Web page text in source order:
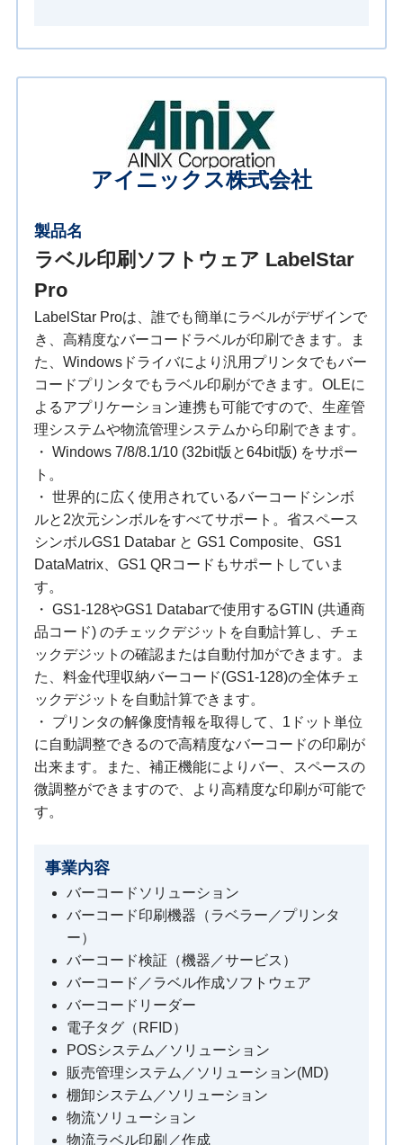
アイニックス株式会社
製品名
ラベル印刷ソフトウェア LabelStar
Pro
LabelStar Proは、誰でも簡単にラベルがデザインで
き、高精度なバーコードラベルが印刷できます。ま
た、Windowsドライバにより汎用プリンタでもバー
コードプリンタでもラベル印刷ができます。OLEに
よるアプリケーション連携も可能ですので、生産管
理システムや物流管理システムから印刷できます。
・ Windows 7/8/8.1/10 (32bit版と64bit版) をサポー
ト。
・ 世界的に広く使用されているバーコードシンボ
ルと2次元シンボルをすべてサポート。省スペース
シンボルGS1 Databar と GS1 Composite、GS1
DataMatrix、GS1 QRコードもサポートしていま
す。
・ GS1-128やGS1 Databarで使用するGTIN (共通商
品コード) のチェックデジットを自動計算し、チェ
ックデジットの確認または自動付加ができます。ま
た、料金代理収納バーコード(GS1-128)の全体チェ
ックデジットを自動計算できます。
・ プリンタの解像度情報を取得して、1ドット単位
に自動調整できるので高精度なバーコードの印刷が
出来ます。また、補正機能によりバー、スペースの
微調整ができますので、より高精度な印刷が可能で
す。
事業内容
バーコードソリューション
バーコード印刷機器（ラベラー／プリンタ
ー）
バーコード検証（機器／サービス）
バーコード／ラベル作成ソフトウェア
バーコードリーダー
電子タグ（RFID）
POSシステム／ソリューション
販売管理システム／ソリューション(MD)
棚卸システム／ソリューション
物流ソリューション
物流ラベル印刷／作成